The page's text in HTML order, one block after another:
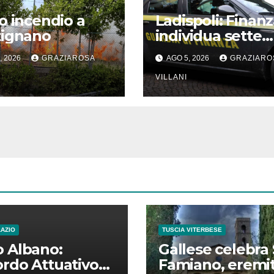
incendio a
2026 GRAZIAROSA
Ladispoli:
individua sette
lavoratori
AGO 5, 2026
VILLANI
Albano:
Attuativo
TUSCIA VITERBESE
Gallese celebra
Famiano,